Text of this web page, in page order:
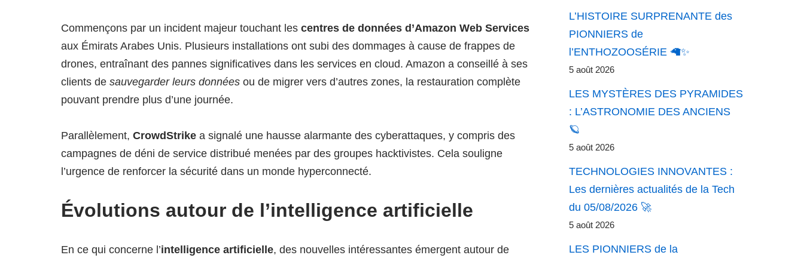
Commençons par un incident majeur touchant les centres de données d’Amazon Web Services
aux Émirats Arabes Unis. Plusieurs installations ont subi des dommages à cause de frappes de
drones, entraînant des pannes significatives dans les services en cloud. Amazon a conseillé à ses
clients de sauvegarder leurs données ou de migrer vers d’autres zones, la restauration complète
pouvant prendre plus d’une journée.
Parallèlement, CrowdStrike a signalé une hausse alarmante des cyberattaques, y compris des
campagnes de déni de service distribué menées par des groupes hacktivistes. Cela souligne
l’urgence de renforcer la sécurité dans un monde hyperconnecté.
Évolutions autour de l’intelligence artificielle
En ce qui concerne l’intelligence artificielle, des nouvelles intéressantes émergent autour de
L’HISTOIRE SURPRENANTE des
PIONNIERS de
l’ENTHOZOOSÉRIE 🦙✨
5 août 2026
LES MYSTÈRES DES PYRAMIDES
: L’ASTRONOMIE DES ANCIENS
🪐
5 août 2026
TECHNOLOGIES INNOVANTES :
Les dernières actualités de la Tech
du 05/08/2026 🚀
5 août 2026
LES PIONNIERS de la